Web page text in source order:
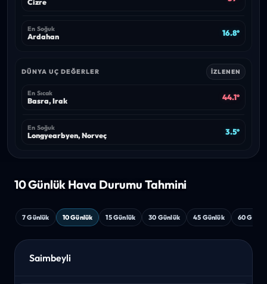
En Soğuk
Ardahan 16.8°
DÜNYA UÇ DEĞERLER İZLENEN
En Sıcak
Basra, Irak 44.1°
En Soğuk
Longyearbyen, Norveç 3.5°
10 Günlük Hava Durumu Tahmini
7 Günlük 10 Günlük 15 Günlük 30 Günlük 45 Günlük 60
Saimbeyli